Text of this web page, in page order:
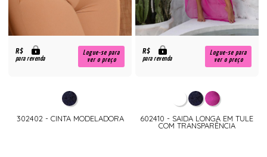
R$
para revenda
Logue-se para
ver o preço
302402 - CINTA MODELADORA
R$
para revenda
Logue-se para
ver o preço
602410 - SAIDA LONGA EM TULE
COM TRANSPARÊNCIA